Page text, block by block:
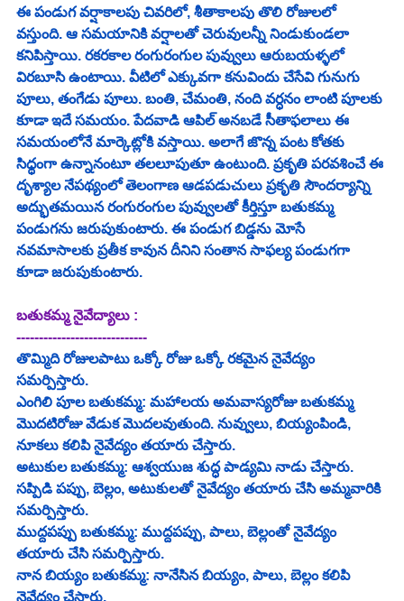
ఈ పండుగ వర్షాకాలపు చివరిలో, శీతాకాలపు తొలి రోజులలో
వస్తుంది. ఆ సమయానికి వర్షాలతో చెరువులన్నీ నిండుకుండలా
కనిపిస్తాయి. రకరకాల రంగురంగుల పువ్వులు ఆరుబయళ్ళలో
విరబూసి ఉంటాయి. వీటిలో ఎక్కువగా కనువిందు చేసేవి గునుగు
పూలు, తంగేడు పూలు. బంతి, చేమంతి, నంది వర్ధనం లాంటి పూలకు
కూడా ఇదే సమయం. పేదవాడి ఆపిల్ అనబడే సీతాఫలాలు ఈ
సమయంలోనే మార్కెట్లోకి వస్తాయి. అలాగే జొన్న పంట కోతకు
సిధ్ధంగా ఉన్నానంటూ తలలూపుతూ ఉంటుంది. ప్రకృతి పరవశించే ఈ
దృశ్యాల నేపథ్యంలో తెలంగాణ ఆడపడుచులు ప్రకృతి సౌందర్యాన్ని
అద్భుతమయిన రంగురంగుల పువ్వులతో కీర్తిస్తూ బతుకమ్మ
పండుగను జరుపుకుంటారు. ఈ పండుగ బిడ్డను మోసే
నవమాసాలకు ప్రతీక కావున దీనిని సంతాన సాఫల్య పండుగగా
కూడా జరుపుకుంటారు.
బతుకమ్మ నైవేద్యాలు :
-----------------------------
తొమ్మిది రోజులపాటు ఒక్కో రోజు ఒక్కో రకమైన నైవేద్యం
సమర్పిస్తారు.
ఎంగిలి పూల బతుకమ్మ: మహాలయ అమవాస్యరోజు బతుకమ్మ
మొదటిరోజు వేడుక మొదలవుతుంది. నువ్వులు, బియ్యంపిండి,
నూకలు కలిపి నైవేద్యం తయారు చేస్తారు.
అటుకుల బతుకమ్మ: ఆశ్వయుజ శుద్ధ పాడ్యమి నాడు చేస్తారు.
సప్పిడి పప్పు, బెల్లం, అటుకులతో నైవేద్యం తయారు చేసి అమ్మవారికి
సమర్పిస్తారు.
ముద్దపప్పు బతుకమ్మ: ముద్దపప్పు, పాలు, బెల్లంతో నైవేద్యం
తయారు చేసి సమర్పిస్తారు.
నాన బియ్యం బతుకమ్మ: నానేసిన బియ్యం, పాలు, బెల్లం కలిపి
నైవేద్యం చేస్తారు.